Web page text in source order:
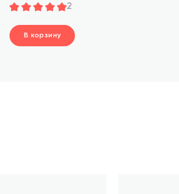
2
В корзину